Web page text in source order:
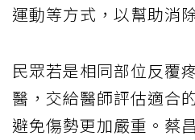
運動等方式，以幫助消
民眾若是相同部位反覆
醫，交給醫師評估適合
避免傷勢更加嚴重。蔡